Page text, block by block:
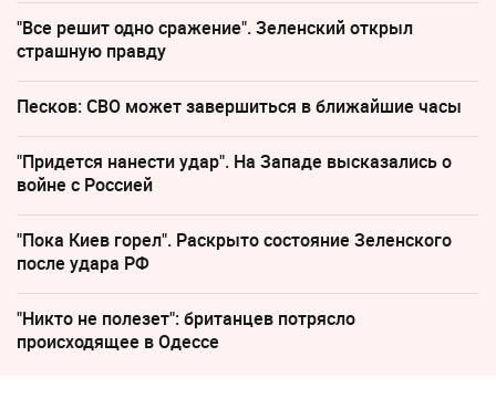
"Все решит одно сражение". Зеленский открыл
страшную правду
Песков: СВО может завершиться в ближайшие часы
"Придется нанести удар". На Западе высказались о
войне с Россией
"Пока Киев горел". Раскрыто состояние Зеленского
после удара РФ
"Никто не полезет": британцев потрясло
происходящее в Одессе